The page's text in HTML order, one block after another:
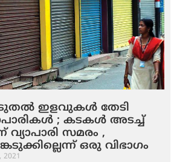
ഇളവുകള്‍ തേടി
; കടകള്‍ അടച്ച്
വ്യാപാരി സമരം ,
ഒരു വിഭാഗം
2021